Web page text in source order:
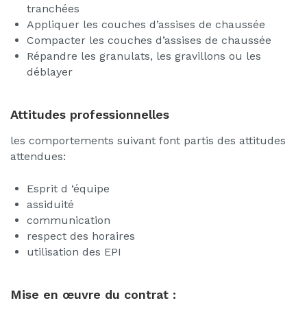
tranchées
Appliquer les couches d’assises de chaussée
Compacter les couches d’assises de chaussée
Répandre les granulats, les gravillons ou les
déblayer
Attitudes professionnelles
les comportements suivant font partis des attitudes
attendues:
Esprit d ‘équipe
assiduité
communication
respect des horaires
utilisation des EPI
Mise en œuvre du contrat :